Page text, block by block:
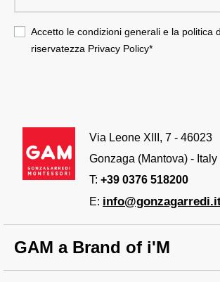
Accetto le condizioni generali e la politica
riservatezza Privacy Policy*
Via Leone XIII, 7 - 46023
Gonzaga (Mantova) - Italy
T: +39 0376 518200
E:
GAM a Brand of i'M